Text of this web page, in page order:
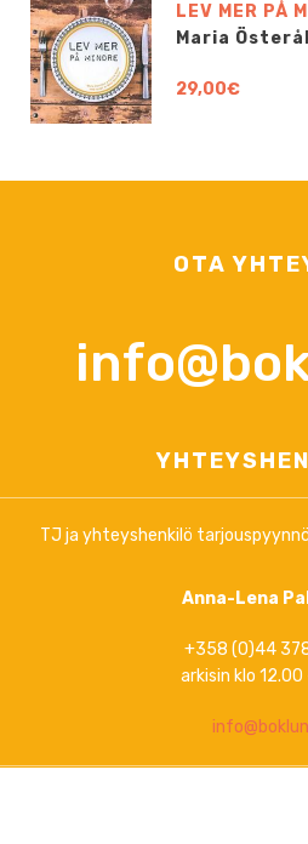
LEV MER PÅ
Maria
29,00€
OTA
TJ ja yhteyshenkilö
Anna-Lena
+358 (0)44
arkisin klo 12.00